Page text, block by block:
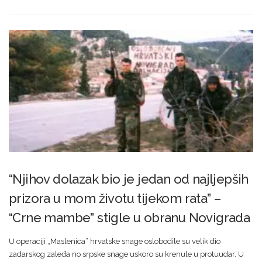
“Njihov dolazak bio je jedan od najljepših
prizora u mom životu tijekom rata” –
“Crne mambe” stigle u obranu Novigrada
U operaciji „Maslenica“ hrvatske snage oslobodile su velik dio
zadarskog zaleđa no srpske snage uskoro su krenule u protuudar. U